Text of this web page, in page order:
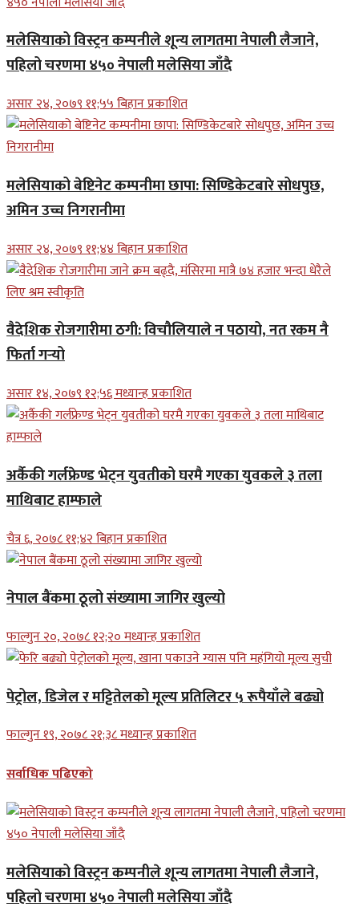
मलेसियाको विस्ट्रन कम्पनीले शून्य लागतमा नेपाली लैजाने,
पहिलो चरणमा ४५० नेपाली मलेसिया जाँदै
असार २४, २०७९ ११;५५ बिहान प्रकाशित
मलेसियाको बेष्टिनेट कम्पनीमा छापा: सिण्डिकेटबारे सोधपुछ,
अमिन उच्च निगरानीमा
असार २४, २०७९ ११;४४ बिहान प्रकाशित
वैदेशिक रोजगारीमा ठगी: विचौलियाले न पठायो, नत रकम नै
फिर्ता गर्‍यो
असार १४, २०७९ १२;५६ मध्यान्ह प्रकाशित
अर्कैकी गर्लफ्रेण्ड भेट्न युवतीको घरमै गएका युवकले ३ तला
माथिबाट हाम्फाले
चैत्र ६, २०७८ ११;४२ बिहान प्रकाशित
नेपाल बैंकमा ठूलो संख्यामा जागिर खुल्यो
फाल्गुन २०, २०७८ १२;२० मध्यान्ह प्रकाशित
पेट्रोल, डिजेल र मट्टितेलको मूल्य प्रतिलिटर ५ रूपैयाँले बढ्यो
फाल्गुन १९, २०७८ २१;३८ मध्यान्ह प्रकाशित
सर्वाधिक पढिएको
मलेसियाको विस्ट्रन कम्पनीले शून्य लागतमा नेपाली लैजाने,
पहिलो चरणमा ४५० नेपाली मलेसिया जाँदै